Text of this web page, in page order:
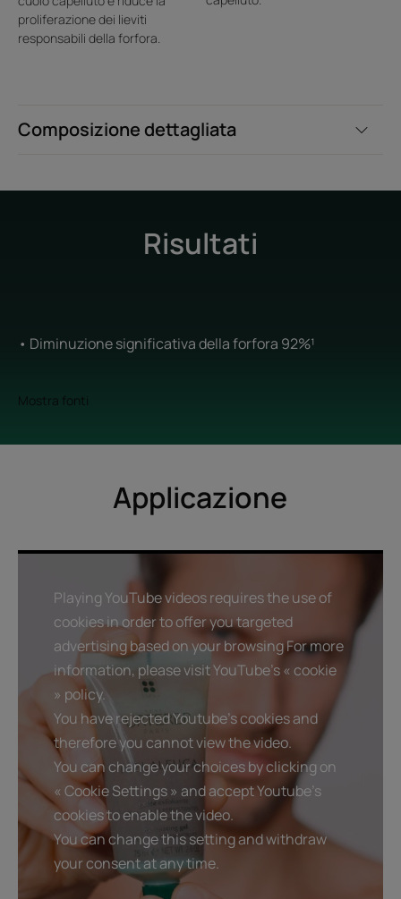
Composizione dettagliata
proliferazione dei lieviti
responsabili della forfora.
Risultati
• Diminuzione significativa della forfora 92%¹
Mostra fonti
Applicazione
Playing YouTube videos requires the use of
cookies in order to offer you targeted
advertising based on your browsing For more
information, please visit YouTube's « cookie
» policy.
You have rejected Youtube's cookies and
therefore you cannot view the video.
You can change your choices by clicking on
« Cookie Settings » and accept Youtube's
cookies to enable the video.
You can change this setting and withdraw
your consent at any time.